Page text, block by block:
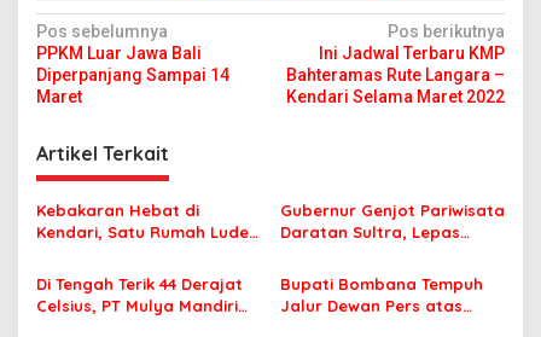
N
a
v
i
g
a
s
i
p
Pos sebelumnya
PPKM Luar Jawa Bali
Diperpanjang Sampai 14
Maret
Pos berikutnya
Ini Jadwal Terbaru KMP
Bahteramas Rute Langara –
Kendari Selama Maret 2022
Artikel Terkait
Kebakaran Hebat di
Kendari, Satu Rumah Ludes
Gubernur Genjot Pariwisata
Daratan Sultra, Lepas
Tiga Kabupaten Unggulan
Di Tengah Terik 44 Derajat
Celsius, PT Mulya Mandiri
Bupati Bombana Tempuh
Jalur Dewan Pers atas